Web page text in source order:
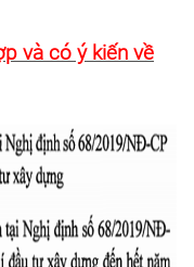
và có ý kiến về